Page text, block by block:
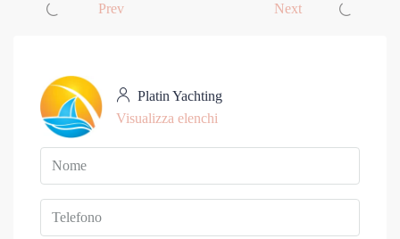
Prev Next
Platin Yachting
Visualizza elenchi